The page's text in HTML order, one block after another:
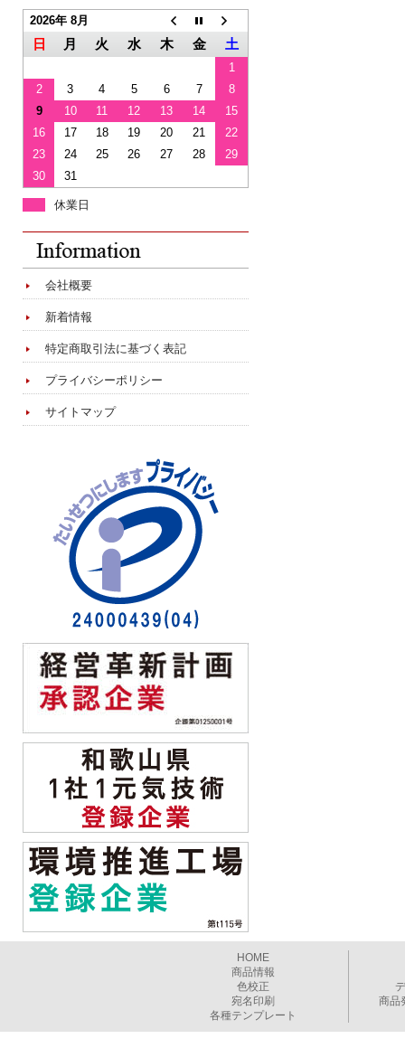
2026年 8月
日 月 火 水 木 金 土
1
2
3 4 5 6 7
8
9
10 11 12 13 14
15
16
17 18 19 20 21
22
23
24 25 26 27 28
29
30
31
休業日
会社概要
新着情報
特定商取引法に基づく表記
プライバシーポリシー
サイトマップ
HOME
商品情報
色校正
宛名印刷
各種テンプレート
商品